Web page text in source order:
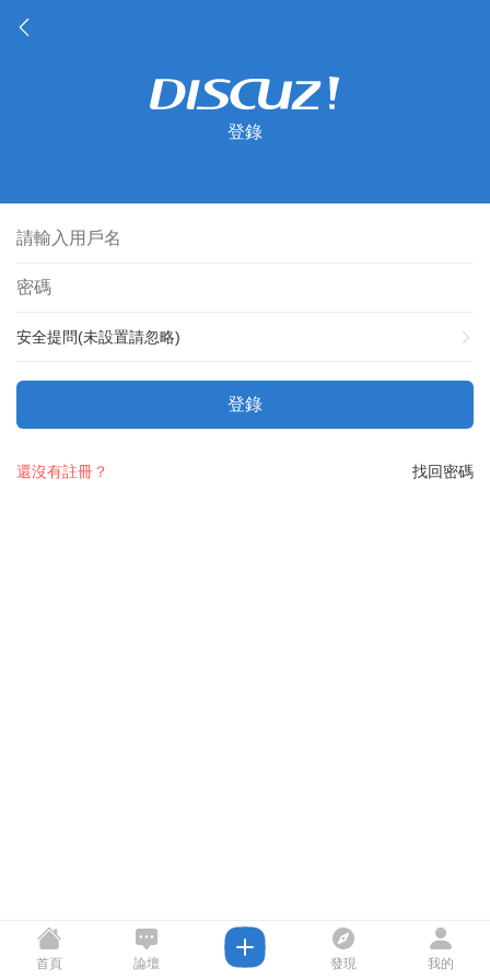
登錄
安全提問(未設置請忽略)
登錄
找回密碼
還沒有註冊？
首頁 論壇 發現 我的